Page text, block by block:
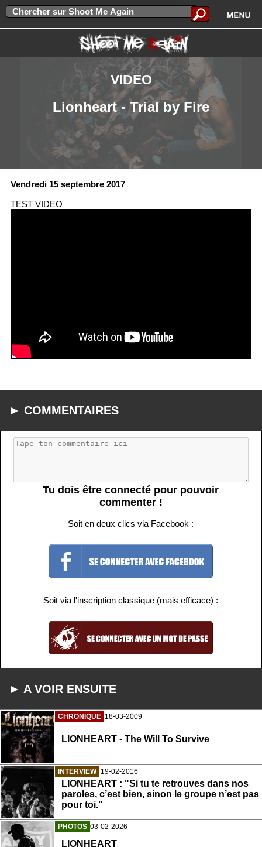
VIDEO
Lionheart - Trial by Fire
Vendredi 15 septembre 2017
TEST VIDEO
► COMMENTAIRES
Tu dois être connecté pour pouvoir
commenter !
Soit en deux clics via Facebook :
Soit via l'inscription classique (mais efficace) :
► A VOIR ENSUITE
CHRONIQUE 18-03-2009
LIONHEART - The Will To Survive
INTERVIEW 19-02-2016
LIONHEART : "Si tu te retrouves dans nos
paroles, c’est bien, sinon le groupe n’est pas
pour toi."
PHOTOS 03-02-2026
LIONHEART